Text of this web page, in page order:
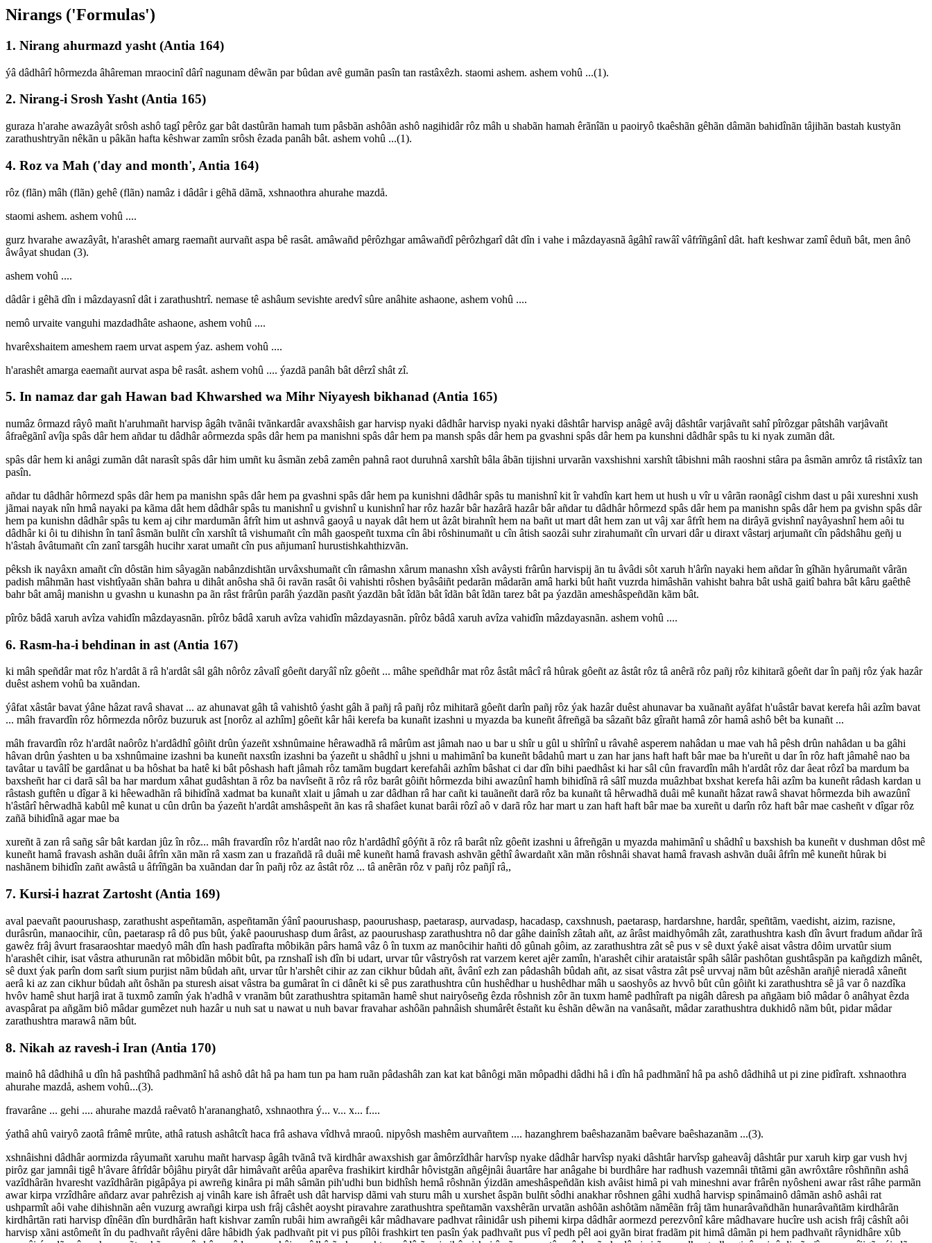
Nirangs ('Formulas')
1. Nirang ahurmazd yasht (Antia 164)
ýâ dâdhârî hôrmezda âhâreman mraocinî dârî nagunam dêwãn par bûdan avê gumãn pasîn tan rastâxêzh. staomi ashem. ashem vohû ...(1).
2. Nirang-i Srosh Yasht (Antia 165)
guraza h'arahe awazâyât srôsh ashô tagî pêrôz gar bât dastûrãn hamah tum pâsbãn ashôãn ashô nagihidâr rôz mâh u shabãn hamah êrãnîãn u paoiryô tkaêshãn gêhãn dâmãn bahidînãn tâjihãn bastah kustyãn
zarathushtryãn nêkãn u pâkãn hafta kêshwar zamîn srôsh êzada panâh bât. ashem vohû ...(1).
4. Roz va Mah ('day and month', Antia 164)
rôz (flãn) mâh (flãn) gehê (flãn) namâz i dâdâr i gêhã dãmã, xshnaothra ahurahe mazdå.
staomi ashem. ashem vohû ....
gurz hvarahe awazâyât, h'arashêt amarg raemañt aurvañt aspa bê rasât. amâwañd pêrôzhgar amâwañdî pêrôzhgarî dât dîn i vahe i mâzdayasnã âgâhî rawâî vâfrîñgânî dât. haft keshwar zamî êduñ bât, men ânô
âwâyat shudan (3).
ashem vohû ....
dâdâr i gêhã dîn i mâzdayasnî dât i zarathushtrî. nemase tê ashâum sevishte aredvî sûre anâhite ashaone, ashem vohû ....
nemô urvaite vanguhi mazdadhâte ashaone, ashem vohû ....
hvarêxshaitem ameshem raem urvat aspem ýaz. ashem vohû ....
h'arashêt amarga eaemañt aurvat aspa bê rasât. ashem vohû .... ýazdã panâh bât dêrzî shât zî.
5. In namaz dar gah Hawan bad Khwarshed wa Mihr Niyayesh bikhanad (Antia 165)
numâz ôrmazd râyô mañt h'aruhmañt harvisp âgâh tvãnâi tvãnkardâr avaxshâish gar harvisp nyaki dâdhâr harvisp nyaki nyaki dâshtâr harvisp anâgê avâj dâshtâr varjâvañt sahî pîrôzgar pâtshâh varjâvañt
âfraêgãnî avîja spâs dâr hem añdar tu dâdhâr aôrmezda spâs dâr hem pa manishni spâs dâr hem pa mansh spâs dâr hem pa gvashni spâs dâr hem pa kunshni dâdhâr spâs tu ki nyak zumãn dât.
spâs dâr hem ki anâgi zumãn dât narasît spâs dâr him umñt ku âsmãn zebâ zamên pahnâ raot duruhnâ xarshît bâla âbãn tijishni urvarãn vaxshishni xarshît tâbishni mâh raoshni stâra pa âsmãn amrôz tâ ristâxîz tan
pasîn.
añdar tu dâdhâr hôrmezd spâs dâr hem pa manishn spâs dâr hem pa gvashni spâs dâr hem pa kunishni dâdhâr spâs tu manishnî kit îr vahdîn kart hem ut hush u vîr u vârãn raonâgî cishm dast u pâi xureshni xush
jãmai nayak nîn hmâ nayaki pa kãma dât hem dâdhâr spâs tu manishnî u gvishnî u kunishnî har rôz hazâr bâr hazârã hazâr bâr añdar tu dâdhâr hôrmezd spâs dâr hem pa manishn spâs dâr hem pa gvishn spâs dâr
hem pa kunishn dâdhâr spâs tu kem aj cihr mardumãn âfrît him ut ashnvâ gaoyâ u nayak dât hem ut âzât birahnît hem na bañt ut mart dât hem zan ut vâj xar âfrît hem na dirâyã gvishnî nayâyashnî hem aôi tu
dâdhâr ki ôi tu dihishn în tanî âsmãn bulñt cîn xarshît tâ vishumañt cîn mâh gaospeñt tuxma cîn âbi rôshinumañt u cîn âtish saozâi suhr zirahumañt cîn urvari dâr u diraxt vâstarj arjumañt cîn pâdshâhu geñj u
h'âstah âvâtumañt cîn zanî tarsgâh hucihr xarat umañt cîn pus añjumanî hurustishkahthizvãn.
pêksh ik nayâxn amañt cîn dôstãn him sâyagãn nabânzdishtãn urvâxshumañt cîn râmashn xârum manashn xîsh avâysti frârûn harvispij ãn tu âvâdi sôt xaruh h'ârîn nayaki hem añdar în gîhãn hyârumañt vârãn
padish mâhmãn hast vishtîyaãn shãn bahra u dihât anôsha shã ôi ravãn rasât ôi vahishti rôshen byâsâiñt pedarãn mâdarãn amâ harki bût hañt vuzrda himâshãn vahisht bahra bât ushã gaitî bahra bât kâru gaêthê
bahr bât amâj manishn u gvashn u kunashn pa ãn râst frârûn parâh ýazdãn pasñt ýazdãn bât îdãn bât îdãn bât îdãn tarez bât pa ýazdãn ameshâspeñdãn kãm bât.
pîrôz bâdâ xaruh avîza vahidîn mâzdayasnãn. pîrôz bâdâ xaruh avîza vahidîn mâzdayasnãn. pîrôz bâdâ xaruh avîza vahidîn mâzdayasnãn. ashem vohû ....
6. Rasm-ha-i behdinan in ast (Antia 167)
ki mâh speñdâr mat rôz h'ardât ã râ h'ardât sâl gâh nôrôz zâvalî gôeñt daryâî nîz gôeñt ... mâhe speñdhâr mat rôz âstât mâcî râ hûrak gôeñt az âstât rôz tâ anêrã rôz pañj rôz kihitarã gôeñt dar în pañj rôz ýak hazâr
duêst ashem vohû ba xuãndan.
ýâfat xâstâr bavat ýâne hâzat ravâ shavat ... az ahunavat gâh tâ vahishtô ýasht gâh ã pañj râ pañj rôz mihitarã gôeñt darîn pañj rôz ýak hazâr duêst ahunavar ba xuãnañt ayâfat h'uâstâr bavat kerefa hâi azîm bavat
... mâh fravardîn rôz hôrmezda nôrôz buzuruk ast [norôz al azhîm] gôeñt kâr hâi kerefa ba kunañt izashni u myazda ba kuneñt âfreñgã ba sâzañt bâz gîrañt hamâ zôr hamâ ashô bêt ba kunañt ...
mâh fravardîn rôz h'ardât naôrôz h'ardâdhî gôiñt drûn ýazeñt xshnûmaine hêrawadhã râ mârûm ast jâmah nao u bar u shîr u gûl u shîrînî u râvahê asperem nahâdan u mae vah hâ pêsh drûn nahâdan u ba gâhi
hâvan drûn ýashten u ba xshnûmaine izashni ba kuneñt naxstîn izashni ba ýazeñt u shâdhî u jshni u mahimãnî ba kuneñt bâdahû mart u zan har jans haft haft bâr mae ba h'ureñt u dar în rôz haft jâmahê nao ba
tavâtar u tavâlî be gardânat u ba hôshat ba hatê ki bât pôshash haft jâmah rôz tamãm bugdart kerefahâi azhîm bâshat ci dar dîn bihi paedhâst ki har sâl cûn fravardîn mâh h'ardât rôz dar âeat rôzî ba mardum ba
baxsheñt har ci darã sâl ba har mardum xâhat gudâshtan ã rôz ba navîseñt ã rôz râ rôz barât gôiñt hôrmezda bihi awazûnî hamh bihidînã râ sâlî muzda muâzhbat bxshat kerefa hâi azîm ba kuneñt râdash kardan u
râstash guftên u dîgar ã ki hêewadhãn râ bihidînã xadmat ba kunañt xlait u jâmah u zar dâdhan râ har cañt ki tauãneñt darã rôz ba kunañt tâ hêrwadhã duâi mê kunañt hâzat rawâ shavat hôrmezda bih awazûnî
h'âstârî hêrwadhã kabûl mê kunat u cûn drûn ba ýazeñt h'ardât amshâspeñt ãn kas râ shafâet kunat barâi rôzî aô v darã rôz har mart u zan haft haft bâr mae ba xureñt u darîn rôz haft bâr mae casheñt v dîgar rôz
zañã bihidînã agar mae ba
xureñt ã zan râ sañg sâr bât kardan jûz în rôz... mâh fravardîn rôz h'ardât nao rôz h'ardâdhî gôýñt ã rôz râ barât nîz gôeñt izashni u âfreñgãn u myazda mahimãnî u shâdhî u baxshish ba kuneñt v dushman dôst mê
kuneñt hamâ fravash ashãn duâi âfrîn xãn mãn râ xasm zan u frazañdã râ duâi mê kuneñt hamâ fravash ashvãn gêthî âwardañt xãn mãn rôshnâi shavat hamâ fravash ashvãn duâi âfrîn mê kuneñt hûrak bi
nashãnem bihidîn zañt awâstâ u âfrîñgãn ba xuãndan dar în pañj rôz az âstât rôz ... tâ anêrãn rôz v pañj rôz pañjî râ,,
7. Kursi-i hazrat Zartosht (Antia 169)
aval paevañt paourushasp, zarathusht aspeñtamãn, aspeñtamãn ýânî paourushasp, paourushasp, paetarasp, aurvadasp, hacadasp, caxshnush, paetarasp, hardarshne, hardâr, speñtãm, vaedisht, aizim, razisne,
durâsrûn, manaocihir, cûn, paetarasp râ dô pus bût, ýakê paourushasp dum ârâst, az paourushasp zarathushtra nô dar gâhe dainîsh zâtah añt, az ârâst maidhyômâh zât, zarathushtra kash dîn âvurt fradum añdar îrã
gawêz frâj âvurt frasaraoshtar maedyô mâh dîn hash padîrafta môbikãn pârs hamâ vâz ô în tuxm az manôcihir hañti dô gûnah gôim, az zarathushtra zât sê pus v sê duxt ýakê aisat vâstra dôim urvatûr sium
h'arashêt cihir, isat vâstra athurunãn rat môbidãn môbit bût, pa rznshalî ish dîn bi udart, urvar tûr vâstryôsh rat varzem keret ajêr zamîn, h'arashêt cihir arataistâr spâh sâlâr pashôtan gushtâspãn pa kañgdizh mânêt,
sê duxt ýak parîn dom sarît sium purjist nãm bûdah añt, urvar tûr h'arshêt cihir az zan cikhur bûdah añt, âvânî ezh zan pâdashâh bûdah añt, az sisat vâstra zât psê urvvaj nãm bût azêshãn arañjê nieradâ xâneñt
aerâ ki az zan cikhur bûdah añt ôshãn pa sturesh aisat vâstra ba gumârat în ci dânêt ki sê pus zarathushtra cûn hushêdhar u hushêdhar mâh u saoshyôs az hvvô bût cûn gôiñt ki zarathushtra sê jâ var ô nazdîka
hvôv hamê shut harjâ irat ã tuxmô zamîn ýak h'adhâ v vranãm bût zarathushtra spitamãn hamê shut nairyôseñg êzda rôshnish zôr ãn tuxm hamê padhîraft pa nigâh dâresh pa añgãam biô mâdar ô anâhyat êzda
avaspârat pa añgãm biô mâdar gumêzet nuh hazâr u nuh sat u nawat u nuh bavar fravahar ashôãn pahnâish shumârêt êstañt ku êshãn dêwãn na vanâsañt, mâdar zarathushtra dukhidô nãm bût, pidar mâdar
zarathushtra marawâ nãm bût.
8. Nikah az ravesh-i Iran (Antia 170)
mainô hâ dâdhihâ u dîn hâ pashtîhâ padhmãnî hâ ashô dât hâ pa ham tun pa ham ruãn pâdashâh zan kat kat bânôgi mãn môpadhi dâdhi hâ i dîn hâ padhmãnî hâ pa ashô dâdhihâ ut pi zine pidîraft. xshnaothra
ahurahe mazdå, ashem vohû...(3).
fravarâne ... gehi .... ahurahe mazdå raêvatô h'arananghatô, xshnaothra ý... v... x... f....
ýathâ ahû vairyô zaotâ frâmê mrûte, athâ ratush ashâtcît haca frâ ashava vîdhvå mraoû. nipyôsh mashêm aurvañtem .... hazanghrem baêshazanãm baêvare baêshazanãm ...(3).
xshnâishni dâdhâr aormizda râyumañt xaruhu mañt harvasp âgâh tvãnâ tvã kirdhâr awaxshish gar âmôrzîdhâr harvîsp nyake dâdhâr harvîsp nyaki dâshtâr harvîsp gaheavâj dâshtâr pur xaruh kirp gar vush hvj
pirôz gar jamnâi tigê h'âvare âfrîdâr bôjâhu piryât dâr himâvañt arêûa aparêva frashikirt kirdhâr hôvistgãn añgêjnâi âuartâre har anâgahe bi burdhâre har radhush vazemnâi tñtãmi gãn awrôxtâre rôshñnñn ashâ
vazîdhârãn hvaresht vazîdhârãn pigâpâya pi awreñg kinâra pi mâh sâmãn pih'udhi bun bidhîsh hemâ rôshnãn ýizdãn ameshâspeñdãn kish avâist himâ pi vah mineshni avar frârên nyôsheni awar râst râhe parmãn
awar kirpa vrzîdhâre añdarz avar pahrêzish aj vinâh kare ish âfraêt ush dât harvisp dãmi vah sturu mâh u xurshet âspãn bulñt sôdhi anakhar rôshnen gâhi xudhâ harvisp spinâmainô dâmãn ashô ashâi rat
ushparmît aôi vahe dihishnãn aên vuzurg awrañgi kirpa ush frâj câshêt aoysht piravahre zarathushtra speñtamãn vaxshêrãn urvatãn ashôãn ashôtãm nãmêãn frâj tãm hunarâvañdhãn hunarâvañtãm kirdhârãn
kirdhârtãn rati harvisp dînêãn dîn burdhârãn haft kishvar zamîn rubâi him awrañgêi kâr mâdhavare padhvat râinidâr ush pihemi kirpa dâdhâr aormezd perezvônî kâre mâdhavare hucîre ush acish frâj câshît aôi
harvisp xãni astômeñt în du padhvañt râyêni dâre hâbidh ýak padhvañt pit vi pus pîlôi frashkirt ten pasîn ýak padhvañt pus vî pedh pêl aoi gyãn birat fradãm pit himâ dâmãn pi hem padhvañt râynidhâre xûb